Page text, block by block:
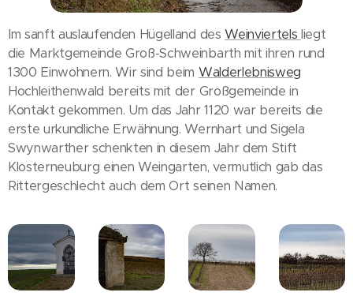
Im sanft auslaufenden Hügelland desWeinviertels liegt
die Marktgemeinde Groß-Schweinbarth mit ihren rund
1300 Einwohnern. Wir sind beim Walderlebnisweg
Hochleithenwald bereits mit der Großgemeinde in
Kontakt gekommen. Um das Jahr 1120 war bereits die
erste urkundliche Erwähnung. Wernhart und Sigela
Swynwarther schenkten in diesem Jahr dem Stift
Klosterneuburg einen Weingarten, vermutlich gab das
Rittergeschlecht auch dem Ort seinen Namen.